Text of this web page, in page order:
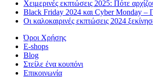
Χειμερινές εκπτώσεις 2025: Πότε
Black Friday 2024 και Cyber Monday –
Οι καλοκαιρινές εκπτώσεις 2024
Όροι Χρήσης
E-shops
Blog
Στείλε ένα κουπόνι
Επικοινωνία